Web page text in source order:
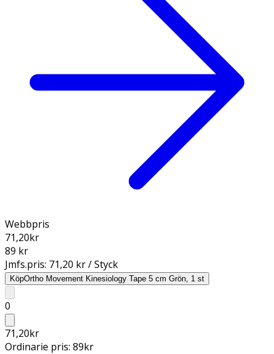
Webbpris
71,20kr
89 kr
Jmfs.pris: 71,20 kr / Styck
KöpOrtho Movement Kinesiology Tape 5 cm Grön, 1 st
0
71,20kr
Ordinarie pris: 89kr